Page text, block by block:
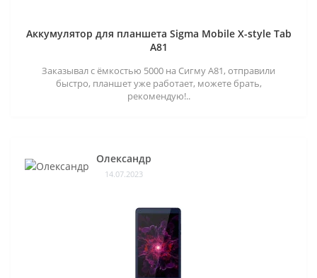
Аккумулятор для планшета Sigma Mobile X-style Tab
A81
Заказывал с ёмкостью 5000 на Сигму А81, отправили
быстро, планшет уже работает, можете брать,
рекомендую!..
Олександр
14.07.2023